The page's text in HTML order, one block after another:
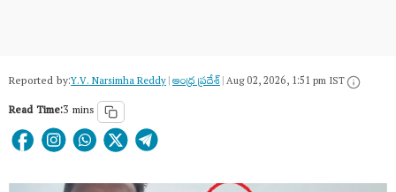
Reported by:Y.V. Narsimha Reddy|ఆంధ్ర ప్రదేశ్|Aug 02, 2026, 1:51 pm IST
Read Time:3 mins